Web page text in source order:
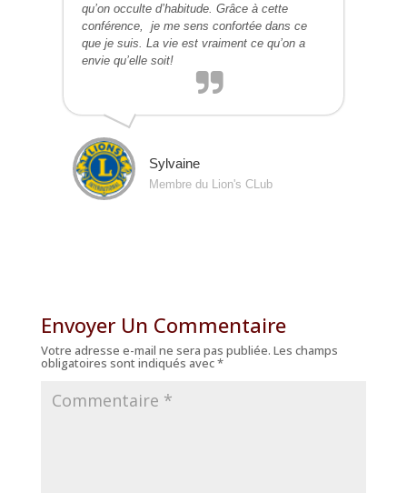
qu’on occulte d’habitude. Grâce à cette
conférence, je me sens confortée dans ce
que je suis. La vie est vraiment ce qu’on a
envie qu’elle soit!
Sylvaine
Membre du Lion's CLub
Envoyer Un Commentaire
Votre adresse e-mail ne sera pas publiée. Les champs
obligatoires sont indiqués avec*